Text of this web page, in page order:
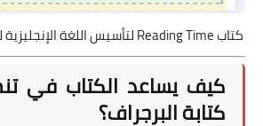
كتاب Reading Time لتأسيس اللغة الإنجليزية للأطفال خطوة بخطوة
كيف يساعد الكتاب في
كتابة البرجراف؟